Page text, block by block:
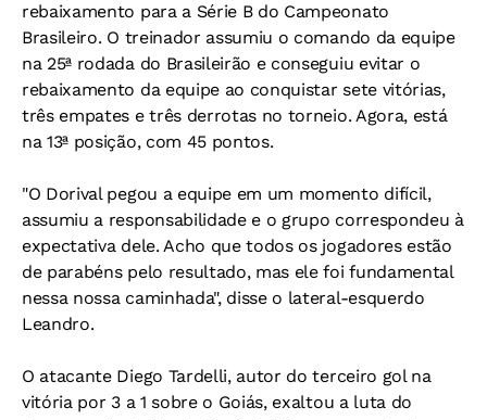
rebaixamento para a Série B do Campeonato
Brasileiro. O treinador assumiu o comando da equipe
na 25ª rodada do Brasileirão e conseguiu evitar o
rebaixamento da equipe ao conquistar sete vitórias,
três empates e três derrotas no torneio. Agora, está
na 13ª posição, com 45 pontos.
"O Dorival pegou a equipe em um momento difícil,
assumiu a responsabilidade e o grupo correspondeu à
expectativa dele. Acho que todos os jogadores estão
de parabéns pelo resultado, mas ele foi fundamental
nessa nossa caminhada", disse o lateral-esquerdo
Leandro.
O atacante Diego Tardelli, autor do terceiro gol na
vitória por 3 a 1 sobre o Goiás, exaltou a luta do